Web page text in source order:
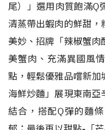
尾）」選用肉質飽滿Q
清蒸帶出蝦肉的鮮甜
美妙、招牌「辣椒蟹
美蟹肉、充滿異國風
點，輕鬆優雅品嚐新
海鮮炒麵」展現東南
結合，搭配Q彈的麵